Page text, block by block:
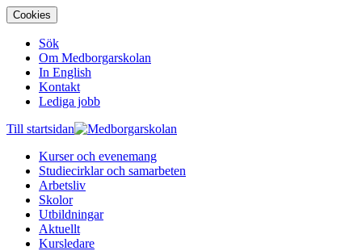
Cookies
Sök
Om Medborgarskolan
In English
Kontakt
Lediga jobb
Till startsidan
Kurser och evenemang
Studiecirklar och samarbeten
Arbetsliv
Skolor
Utbildningar
Aktuellt
Kursledare